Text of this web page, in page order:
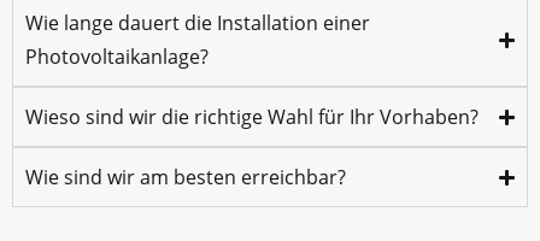
Wie lange dauert die Installation einer
Photovoltaikanlage?
Wieso sind wir die richtige Wahl für Ihr Vorhaben?
Wie sind wir am besten erreichbar?